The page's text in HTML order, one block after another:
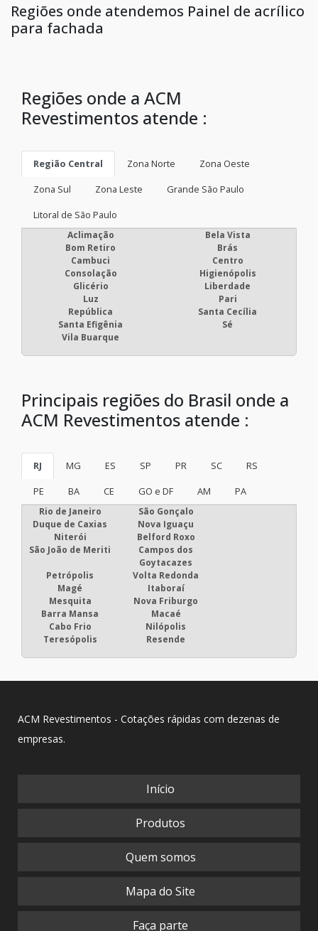
Regiões onde atendemos Painel de acrílico
para fachada
Regiões onde a ACM
Revestimentos atende :
Região Central Zona Norte
Zona Oeste
Zona Sul
Zona Leste
Grande São Paulo
Litoral de São Paulo
Aclimação
Bela Vista
Bom Retiro
Brás
Cambuci
Centro
Consolação
Higienópolis
Glicério
Liberdade
Luz
Pari
República
Santa Cecília
Santa Efigênia
Sé
Vila Buarque
Principais regiões do Brasil onde a
ACM Revestimentos atende :
RJ MG ES SP PR SC
RS
PE
BA CE GO e DF AM PA
Rio de Janeiro
São Gonçalo
Duque de Caxias
Nova Iguaçu
Niterói
Belford Roxo
São João de Meriti
Campos dos
Goytacazes
Petrópolis
Volta Redonda
Magé
Itaboraí
Mesquita
Nova Friburgo
Barra Mansa
Macaé
Cabo Frio
Nilópolis
Teresópolis
Resende
ACM Revestimentos - Cotações rápidas com dezenas de
empresas.
Início
Produtos
Quem somos
Mapa do Site
Faça parte